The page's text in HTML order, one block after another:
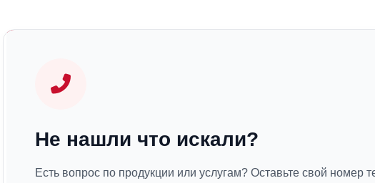
Не нашли что искали?
Есть вопрос по продукции или услугам? Оставьте свой номер